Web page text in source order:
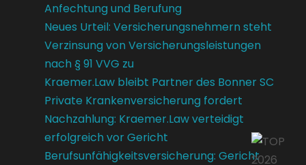
Anfechtung und Berufung
Neues Urteil: Versicherungsnehmern steht
Verzinsung von Versicherungsleistungen
nach § 91 VVG zu
Kraemer.Law bleibt Partner des Bonner SC
Private Krankenversicherung fordert
Nachzahlung: Kraemer.Law verteidigt
erfolgreich vor Gericht
Berufsunfähigkeitsversicherung: Gericht